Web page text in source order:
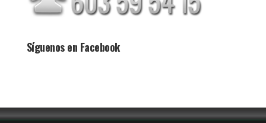
Síguenos en Facebook